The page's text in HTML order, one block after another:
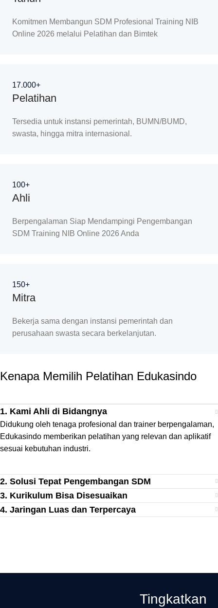
Komitmen Membangun SDM Profesional Training NIB
Online 2026 melalui Pelatihan dan Bimtek
17.000+
Pelatihan
Tersedia untuk instansi pemerintah, BUMN/BUMD,
swasta, hingga mitra internasional.
100+
Ahli
Berpengalaman Siap Mendampingi Pengembangan
SDM Training NIB Online 2026 Anda
150+
Mitra
Bekerja sama dengan instansi pemerintah dan
perusahaan swasta secara berkelanjutan.
Kenapa Memilih Pelatihan Edukasindo
1. Kami Ahli di Bidangnya
Didukung oleh tenaga profesional dan trainer berpengalaman,
Edukasindo memberikan pelatihan yang relevan dan aplikatif
sesuai kebutuhan industri.
2. Solusi Tepat Pengembangan SDM
3. Kurikulum Bisa Disesuaikan
4. Jaringan Luas dan Terpercaya
Tingkatkan